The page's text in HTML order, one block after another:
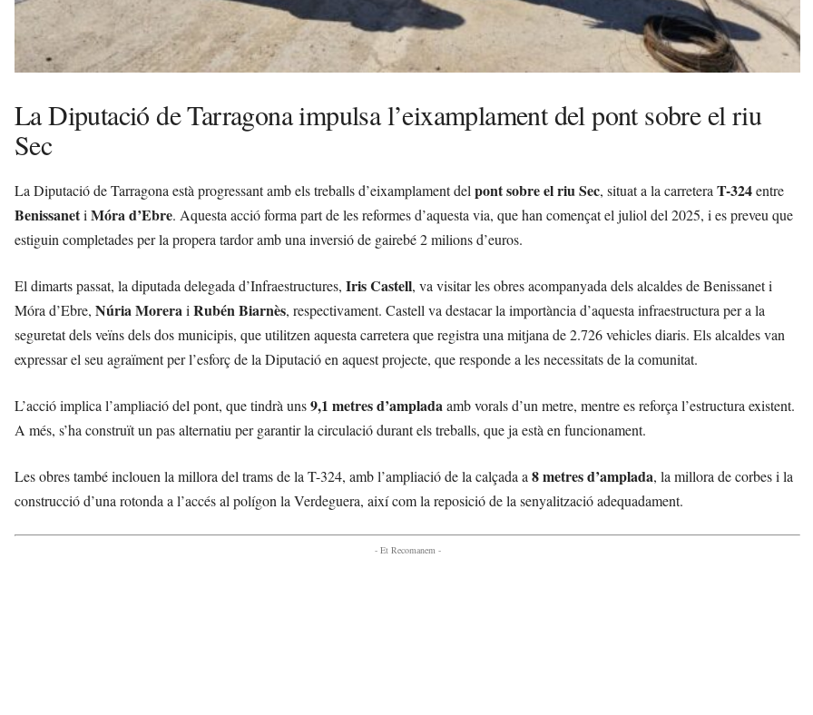
La Diputació de Tarragona impulsa l’eixamplament del pont sobre el riu
Sec
La Diputació de Tarragona està progressant amb els treballs d’eixamplament del pont sobre el riu Sec, situat a la carretera T-324entre
Benissaneti Móra d’Ebre. Aquesta acció forma part de les reformes d’aquesta via, que han començat el juliol del 2025, i es preveu que
estiguin completades per la propera tardor amb una inversió de gairebé 2 milions d’euros.
El dimarts passat, la diputada delegada d’Infraestructures, Iris Castell, va visitar les obres acompanyada dels alcaldes de Benissanet i
Móra d’Ebre, Núria Morerai Rubén Biarnès, respectivament. Castell va destacar la importància d’aquesta infraestructura per a la
seguretat dels veïns dels dos municipis, que utilitzen aquesta carretera que registra una mitjana de 2.726 vehicles diaris. Els alcaldes van
expressar el seu agraïment per l’esforç de la Diputació en aquest projecte, que responde a les necessitats de la comunitat.
L’acció implica l’ampliació del pont, que tindrà uns9,1 metres d’ampladaamb vorals d’un metre, mentre es reforça l’estructura existent.
A més, s’ha construït un pas alternatiu per garantir la circulació durant els treballs, que ja està en funcionament.
Les obres també inclouen la millora del trams de la T-324, amb l’ampliació de la calçada a 8 metres d’amplada, la millora de corbes i la
construcció d’una rotonda a l’accés al polígon la Verdeguera, així com la reposició de la senyalització adequadament.
- Et Recomanem -